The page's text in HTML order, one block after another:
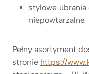
stylowe
niepowtarzalne
Pełny asortyment
stronie https://